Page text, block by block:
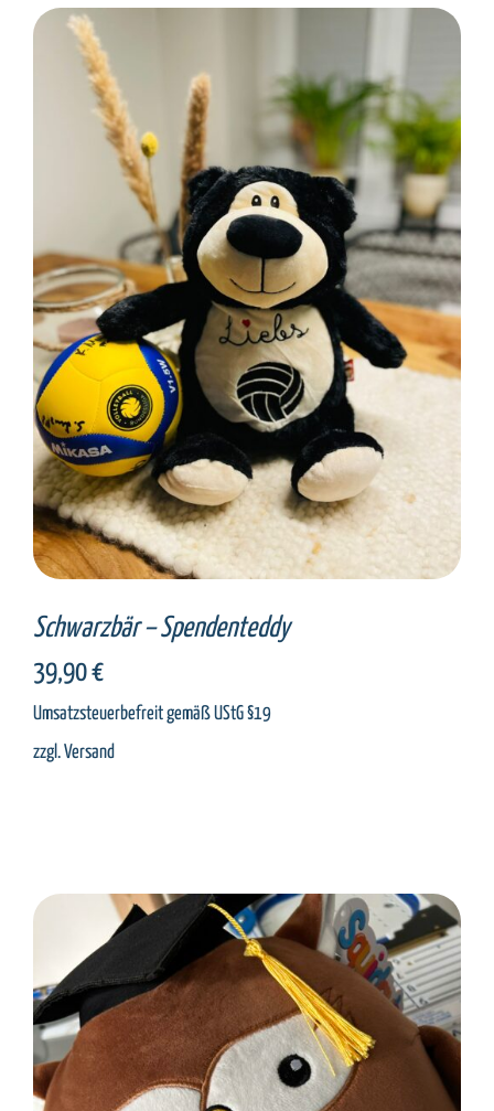
SELECT OPTIONS / DETAILS
Schwarzbär – Spendenteddy
39,90€
Umsatzsteuerbefreit gemäß UStG §19
zzgl.Versand